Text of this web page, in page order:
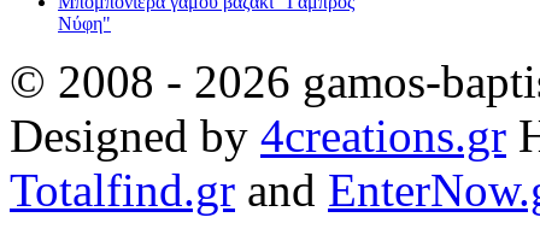
Νύφη"
© 2008 - 2026 gamos-
Designed by 4creations.gr
Totalfind.gr and